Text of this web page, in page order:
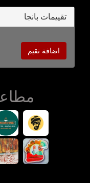
تقييمات بانجا
اضافة تقيم